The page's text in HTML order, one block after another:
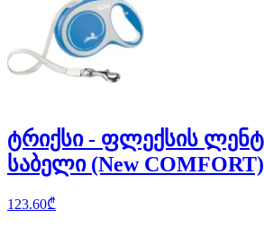
ტრიქსი - ფლექსის
საბელი (New
123.60₾